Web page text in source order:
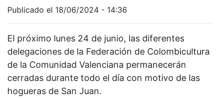
Publicado el 18/06/2024 - 14:36
El próximo lunes 24 de junio, las diferentes
delegaciones de la Federación de Colombicultura
de la Comunidad Valenciana permanecerán
cerradas durante todo el día con motivo de las
hogueras de San Juan.